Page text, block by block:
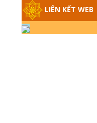
GIẢI
LIÊN KẾT WEB